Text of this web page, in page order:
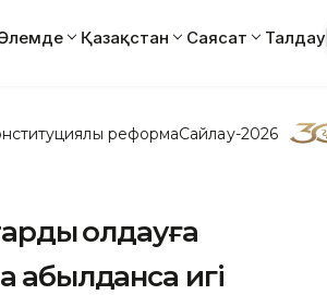
Қазақстан Саясат Талдау
реформаСайлау-2026
қолдауға
игі